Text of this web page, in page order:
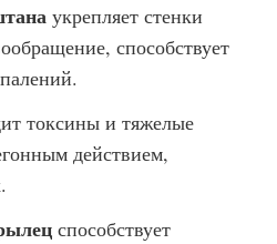
укрепляет стенки
способствует
токсины и тяжелые
действием,
способствует